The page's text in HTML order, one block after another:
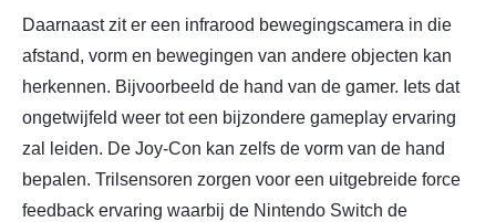
Daarnaast zit er een infrarood bewegingscamera in die
afstand, vorm en bewegingen van andere objecten kan
herkennen. Bijvoorbeeld de hand van de gamer. Iets dat
ongetwijfeld weer tot een bijzondere gameplay ervaring
zal leiden. De Joy-Con kan zelfs de vorm van de hand
bepalen. Trilsensoren zorgen voor een uitgebreide force
feedback ervaring waarbij de Nintendo Switch de